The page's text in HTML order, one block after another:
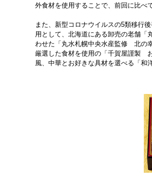
外食材を使用することで、前回に比べ
また、新型コロナウイルスの5類移行
用として、北海道にある卸売の老舗「
わせた「丸水札幌中央水産監修 北の
厳選した食材を使用の「千賀屋謹製
風、中華とお好きな具材を選べる「和